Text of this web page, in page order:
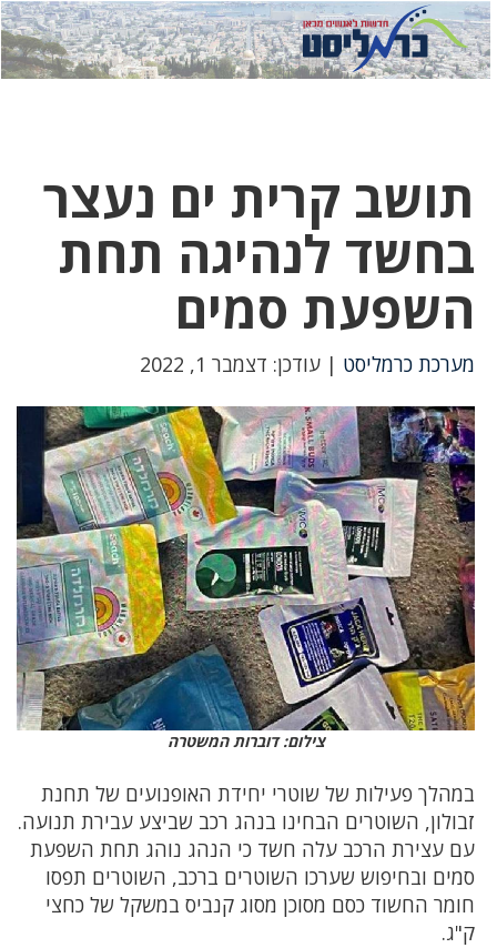
לחץ
כאן
לחץ
כדי
תושב קרית ים נעצר
בחשד לנהיגה תחת
השפעת סמים
מערכת כרמליסט | עודכן: דצמבר 1, 2022
צילום: דוברות המשטרה
במהלך פעילות של שוטרי יחידת האופנועים של תחנת
זבולון, השוטרים הבחינו בנהג רכב שביצע עבירת תנועה.
עם עצירת הרכב עלה חשד כי הנהג נוהג תחת השפעת
סמים ובחיפוש שערכו השוטרים ברכב, השוטרים תפסו
חומר החשוד כסם מסוכן מסוג קנביס במשקל של כחצי
ק"ג.